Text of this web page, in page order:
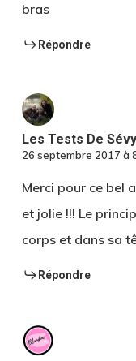
bras
Répondre
Les Tests De Sévy
26 septembre 2017 à
Merci pour ce bel
et jolie !!! Le
corps et dans sa
Répondre